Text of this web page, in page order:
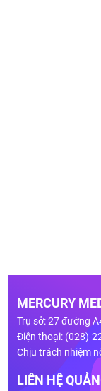
MERCURY
Trụ sở: 27 đường
Điện thoại: (028)-
Chịu trách nhiệm
LIÊN HỆ